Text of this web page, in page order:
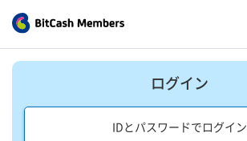
ログイン
IDとパスワードでログイン